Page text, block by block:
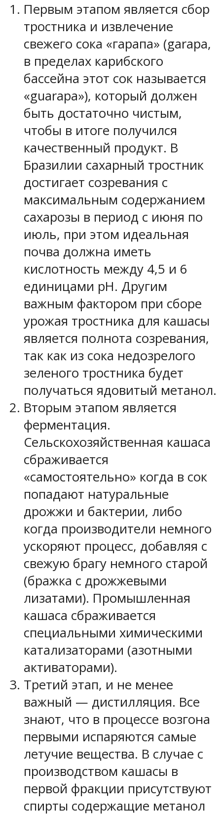
Первым этапом является сбор
тростника и извлечение
свежего сока «гарапа» (garapa,
в пределах карибского
бассейна этот сок называется
«guarapa»), который должен
быть достаточно чистым,
чтобы в итоге получился
качественный продукт. В
Бразилии сахарный тростник
достигает созревания с
максимальным содержанием
сахарозы в период с июня по
июль, при этом идеальная
почва должна иметь
кислотность между 4,5 и 6
единицами pH. Другим
важным фактором при сборе
урожая тростника для кашасы
является полнота созревания,
так как из сока недозрелого
зеленого тростника будет
получаться ядовитый метанол.
Вторым этапом является
ферментация.
Сельскохозяйственная кашаса
сбраживается
«самостоятельно» когда в сок
попадают натуральные
дрожжи и бактерии, либо
когда производители немного
ускоряют процесс, добавляя с
свежую брагу немного старой
(бражка с дрожжевыми
лизатами). Промышленная
кашаса сбраживается
специальными химическими
катализаторами (азотными
активаторами).
Третий этап, и не менее
важный — дистилляция. Все
знают, что в процессе возгона
первыми испаряются самые
летучие вещества. В случае с
производством кашасы в
первой фракции присутствуют
спирты содержащие метанол